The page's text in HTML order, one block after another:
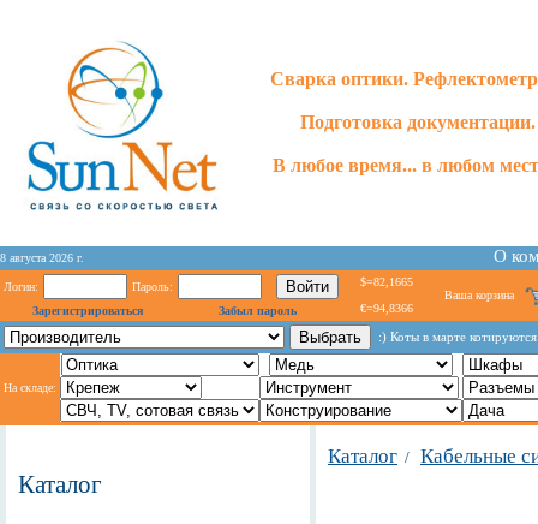
Сварка оптики.
Подготовка документации.
В любое время... в любом
8 августа 2026 г. О
Логин:
Пароль:
Зарегистрироваться
Забыл пароль
$=82,1665
€=94,8366
Ваша корзина
:) Коты в марте
На складе:
Каталог
Каталог / Кабельные